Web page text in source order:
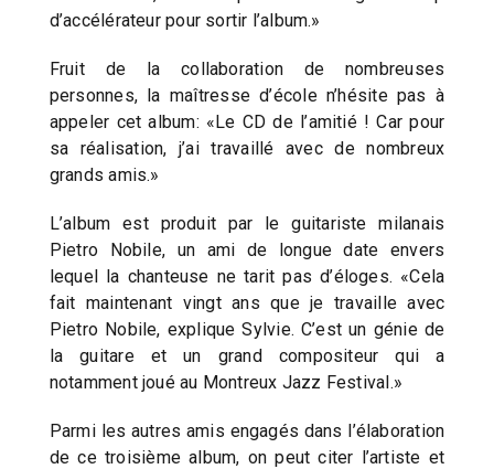
d’accélérateur pour sortir l’album.»
Fruit de la collaboration de nombreuses
personnes, la maîtresse d’école n’hésite pas à
appeler cet album: «Le CD de l’amitié ! Car pour
sa réalisation, j’ai travaillé avec de nombreux
grands amis.»
L’album est produit par le guitariste milanais
Pietro Nobile, un ami de longue date envers
lequel la chanteuse ne tarit pas d’éloges. «Cela
fait maintenant vingt ans que je travaille avec
Pietro Nobile, explique Sylvie. C’est un génie de
la guitare et un grand compositeur qui a
notamment joué au Montreux Jazz Festival.»
Parmi les autres amis engagés dans l’élaboration
de ce troisième album, on peut citer l’artiste et